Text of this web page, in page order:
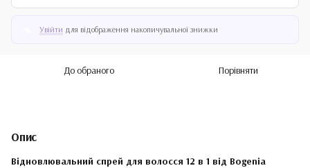
Увійти для відображення накопичувальної знижки
До обраного Порівняти
Опис
Відновлювальний спрей для волосся 12 в 1 від Bogenia